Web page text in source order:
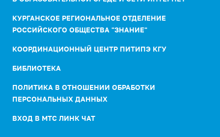
КУРГАНСКОЕ РЕГИОНАЛЬНОЕ ОТДЕЛЕНИЕ
РОССИЙСКОГО ОБЩЕСТВА "ЗНАНИЕ"
КООРДИНАЦИОННЫЙ ЦЕНТР ПИТИПЭ КГУ
БИБЛИОТЕКА
ПОЛИТИКА В ОТНОШЕНИИ ОБРАБОТКИ
ПЕРСОНАЛЬНЫХ ДАННЫХ
ВХОД В МТС ЛИНК ЧАТ